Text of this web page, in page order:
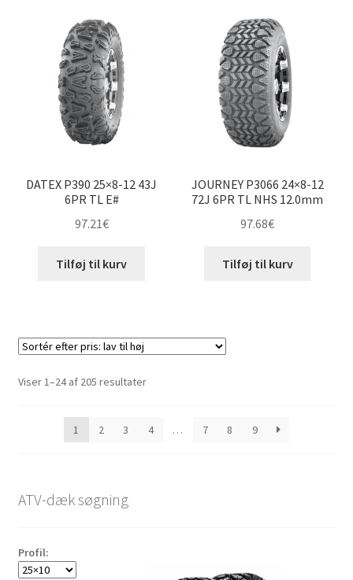
DATEX P390 25×8-12 43J
6PR TL E#
97.21€
Tilføj til kurv
JOURNEY P3066 24×8-12
72J 6PR TL NHS 12.0mm
97.68€
Tilføj til kurv
Viser 1–24 af 205 resultaterSorteret
lav
1 2 3 4 … 7 8 9
ATV-dæk søgning
Profil: